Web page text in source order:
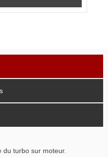
du turbo sur moteur.